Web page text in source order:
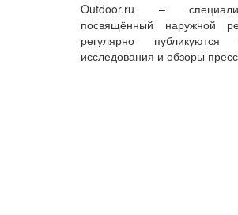
Outdoor.ru –
посвящённый наружной
регулярно публикуются
исследования и обзоры